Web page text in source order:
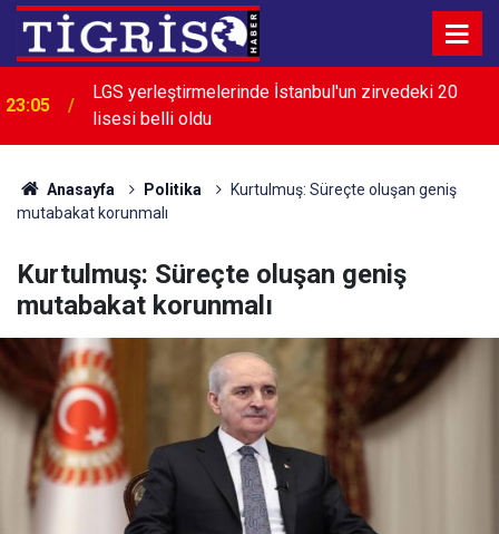
23:05
LGS yerleştirmelerinde İstanbul'un zirvedeki 20
lisesi belli oldu
22:28 İran: Boğaz'ın açılması ABD'nin tutumuna bağlı
Anasayfa Politika
Kurtulmuş: Süreçte oluşan geniş
mutabakat korunmalı
Kurtulmuş: Süreçte oluşan geniş
mutabakat korunmalı